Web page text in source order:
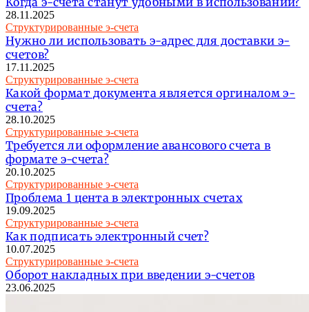
28.11.2025
Структурированные э-счета
Нужно ли использовать э-адрес для доставки э-
счетов?
17.11.2025
Структурированные э-счета
Какой формат документа является оргиналом э-
счета?
28.10.2025
Структурированные э-счета
Требуется ли оформление авансового счета в
формате э-счета?
20.10.2025
Структурированные э-счета
Проблема 1 цента в электронных счетах
19.09.2025
Структурированные э-счета
Как подписать электронный счет?
10.07.2025
Структурированные э-счета
Оборот накладных при введении э-счетов
23.06.2025